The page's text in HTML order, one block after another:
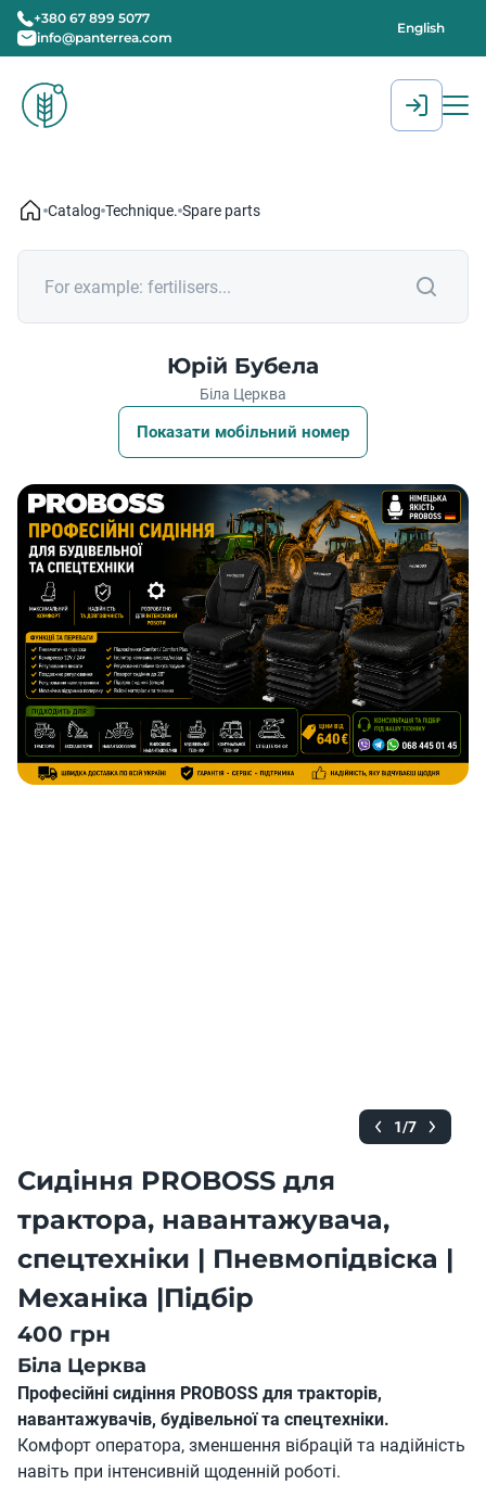
+380 67 899 5077
info@panterrea.com
English
Catalog Technique. Spare parts
Юрій Бубела
Біла Церква
Показати мобільний номер
1/7
Сидіння PROBOSS для
трактора, навантажувача,
спецтехніки | Пневмопідвіска |
Механіка |Підбір
400 грн
Біла Церква
Професійні сидіння PROBOSS для тракторів,
навантажувачів, будівельної та спецтехніки.
Комфорт оператора, зменшення вібрацій та надійність
навіть при інтенсивній щоденній роботі.